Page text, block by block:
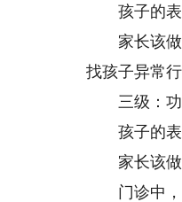
孩子的表
家长该做
找孩子异常
三级：功
孩子的表现
家长该做的
门诊中，